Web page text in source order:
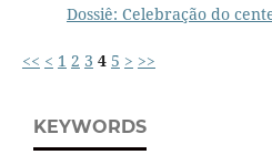
Dossiê: Celebração do
<< < 1 2 3 4 5 > >>
KEYWORDS